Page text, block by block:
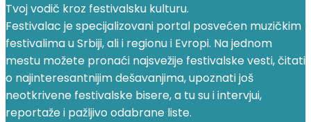
Tvoj vodič kroz festivalsku kulturu.
Festivalac je specijalizovani portal posvećen muzičkim
festivalima u Srbiji, ali i regionu i Evropi. Na jednom
mestu možete pronaći najsvežije festivalske vesti, čitati
o najinteresantnijim dešavanjima, upoznati još
neotkrivene festivalske bisere, a tu su i intervjui,
reportaže i pažljivo odabrane liste.